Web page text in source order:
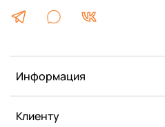
Информация
Клиенту